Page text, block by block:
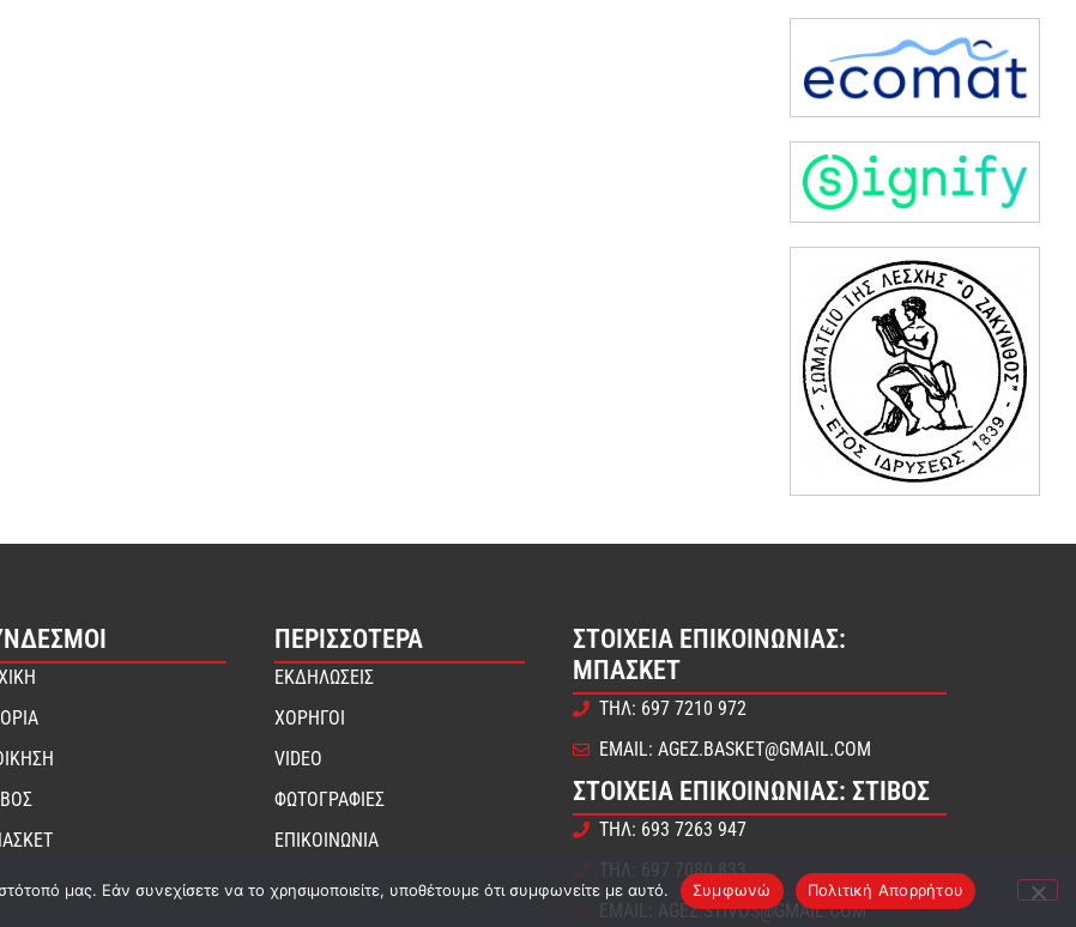
ΠΕΡΙΣΣΟΤΕΡΑ
ΕΚΔΗΛΩΣΕΙΣ
ΧΟΡΗΓΟΙ
VIDEO
ΦΩΤΟΓΡΑΦΙΕΣ
ΕΠΙΚΟΙΝΩΝΙΑ
ΣΤΟΙΧΕΊΑ ΕΠΙΚΟΙΝΩΝΊΑΣ:
ΜΠΆΣΚΕΤ
ΤΗΛ: 697 7210 972
EMAIL: AGEZ.BASKET@GMAIL.COM
ΣΤΟΙΧΕΊΑ ΕΠΙΚΟΙΝΩΝΊΑΣ: ΣΤΊΒΟΣ
ΤΗΛ: 693 7263 947
ΤΗΛ: 697 7080 833
EMAIL: AGEZ.STIVOS@GMAIL.COM
μας. Εάν συνεχίσετε να το χρησιμοποιείτε, υποθέτουμε ότι συμφωνείτε με αυτό. Συμφωνώ Πολιτική Απορρήτου